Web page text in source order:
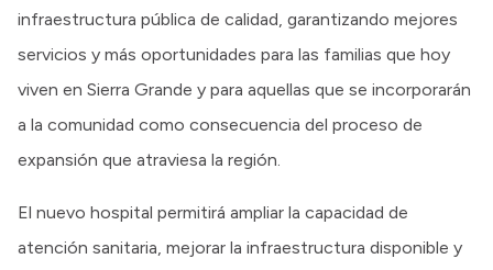
infraestructura pública de calidad, garantizando mejores
servicios y más oportunidades para las familias que hoy
viven en Sierra Grande y para aquellas que se incorporarán
a la comunidad como consecuencia del proceso de
expansión que atraviesa la región.
El nuevo hospital permitirá ampliar la capacidad de
atención sanitaria, mejorar la infraestructura disponible y